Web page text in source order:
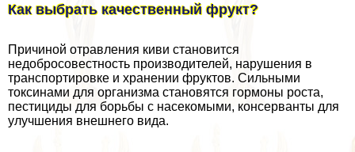
Как выбрать качественный фрукт?
Причиной отравления киви становится
недобросовестность производителей, нарушения в
трaнcпортировке и хранении фруктов. Сильными
токсинами для организма становятся гормоны роста,
пестициды для борьбы с насекомыми, консерванты для
улучшения внешнего вида.